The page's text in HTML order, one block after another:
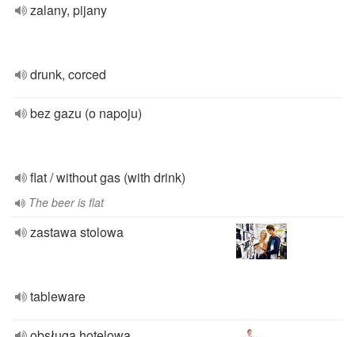
zalany, pijany
drunk, corced
bez gazu (o napoju)
flat / without gas (with drink)
The beer is flat
zastawa stolowa
tableware